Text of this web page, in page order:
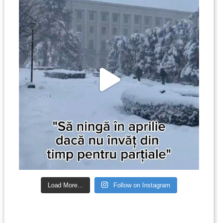
Load More... Follow on Instagram